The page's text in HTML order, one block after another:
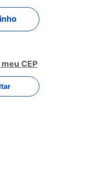
CEP